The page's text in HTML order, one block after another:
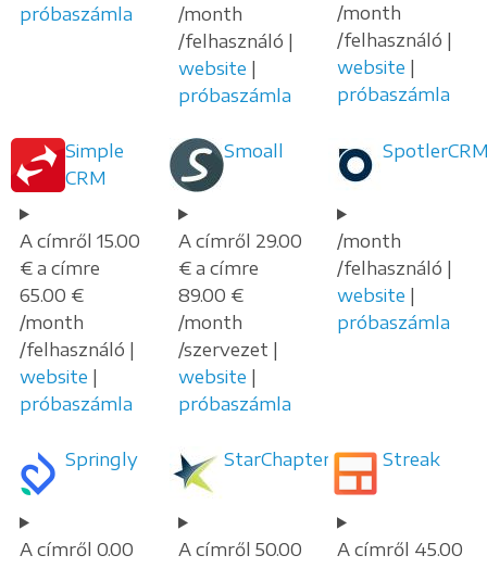
próbaszámla
/month
/felhasználó |
website |
próbaszámla
/month
/felhasználó |
website |
próbaszámla
Simple
CRM
A címről 15.00
€ a címre
65.00 €
/month
/felhasználó |
website |
próbaszámla
Smoall
A címről 29.00
€ a címre
89.00 €
/month
/szervezet |
website |
próbaszámla
/month
/felhasználó |
website |
próbaszámla
Springly
A címről 0.00
StarChapter
A címről 50.00
Streak
A címről 45.00